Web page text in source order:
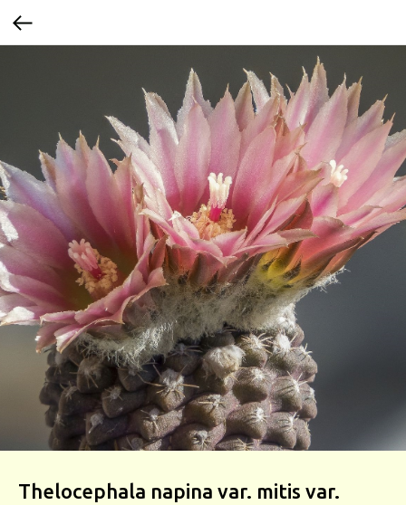
Thelocephala napina var. mitis var.